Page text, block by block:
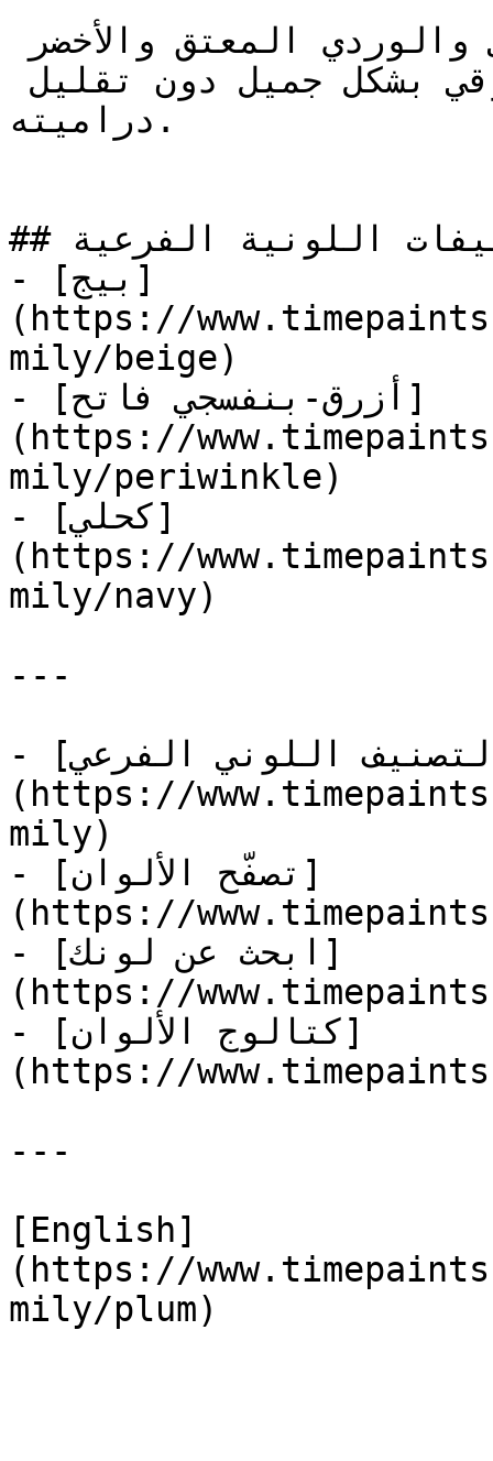
دراميته.
## استكشف المزيد من التصنيفات اللونية الفرعية
- [بيج]
(https://
mily/beige)
- [أزرق-بنفسجي فاتح]
(https://
mily/periwinkle)
- [كحلي]
(https://
mily/navy)
---
- [التصنيف اللوني الفرعي]
(https://
mily)
- [تصفّح الألوان]
(https://
- [ابحث عن لونك]
(https://
- [كتالوج الألوان]
(https://
---
[English]
(https://
mily/plum)